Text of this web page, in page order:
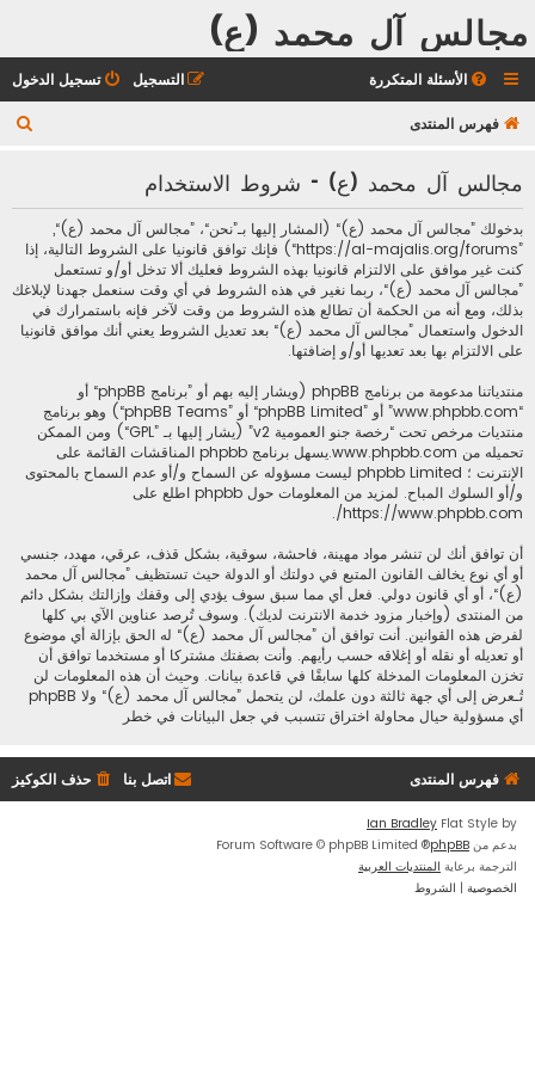
مجالس آل محمد (ع)
الأسئلة المتكررة تسجيل الدخول التسجيل
فهرس المنتدى
مجالس آل محمد (ع) - شروط الاستخدام
بدخولك ”مجالس آل محمد (ع)“ (المشار إليها بـ”نحن“، ”مجالس آل محمد (ع)“,
”https://al-majalis.org/forums“) فإنك توافق قانونيا على الشروط التالية، إذا
كنت غير موافق على الالتزام قانونيا بهذه الشروط فعليك ألا تدخل أو/و تستعمل
”مجالس آل محمد (ع)“، ربما نغير في هذه الشروط في أي وقت سنعمل جهدنا لإبلاغك
بذلك، ومع أنه من الحكمة أن تطالع هذه الشروط من وقت لآخر فإنه باستمرارك في
الدخول واستعمال ”مجالس آل محمد (ع)“ بعد تعديل الشروط يعني أنك موافق قانونيا
على الالتزام بها بعد تعديها أو/و إضافتها.
منتدياتنا مدعومة من برنامج phpBB (ويشار إليه بهم أو ”برنامج phpBB“ أو
“www.phpbb.com” أو ”phpBB Limited“ أو ”phpBB Teams“) وهو برنامج
منتديات مرخص تحت “رخصة جنو العمومية v2
” (يشار إليها بـ ”GPL“) ومن الممكن
تحميله من www.phpbb.com
.يسهل برنامج phpbb المناقشات القائمة على
الإنترنت ؛ phpbb Limited ليست مسؤوله عن السماح و/أو عدم السماح بالمحتوى
و/أو السلوك المباح. لمزيد من المعلومات حول phpbb اطلع على
https://www.phpbb.com/
.
أن توافق أنك لن تنشر مواد مهينة، فاحشة، سوقية، بشكل قذف، عرقي، مهدد، جنسي
أو أي نوع يخالف القانون المتبع في دولتك أو الدولة حيث تستظيف ”مجالس آل محمد
(ع)“، أو أي قانون دولي. فعل أي مما سبق سوف يؤدي إلى وقفك وإزالتك بشكل دائم
من المنتدى (وإخبار مزود خدمة الانترنت لديك). وسوف تُرصد عناوين الآي بي كلها
لفرض هذه القوانين. أنت توافق أن ”مجالس آل محمد (ع)“ له الحق بإزالة أي موضوع
أو تعديله أو نقله أو إغلاقه حسب رأيهم. وأنت بصفتك مشتركا أو مستخدما توافق أن
تخزن المعلومات المدخلة كلها سابقًا في قاعدة بيانات. وحيث أن هذه المعلومات لن
تُـعرض إلى أي جهة ثالثة دون علمك، لن يتحمل ”مجالس آل محمد (ع)“ ولا phpBB
أي مسؤولية حيال محاولة اختراق تتسبب في جعل البيانات في خطر
فهرس المنتدى حذف الكوكيز اتصل بنا
Flat Style by
Ian Bradley
بدعم من phpBB
® Forum Software © phpBB Limited
الترجمة برعاية المنتديات العربية
الخصوصية | الشروط